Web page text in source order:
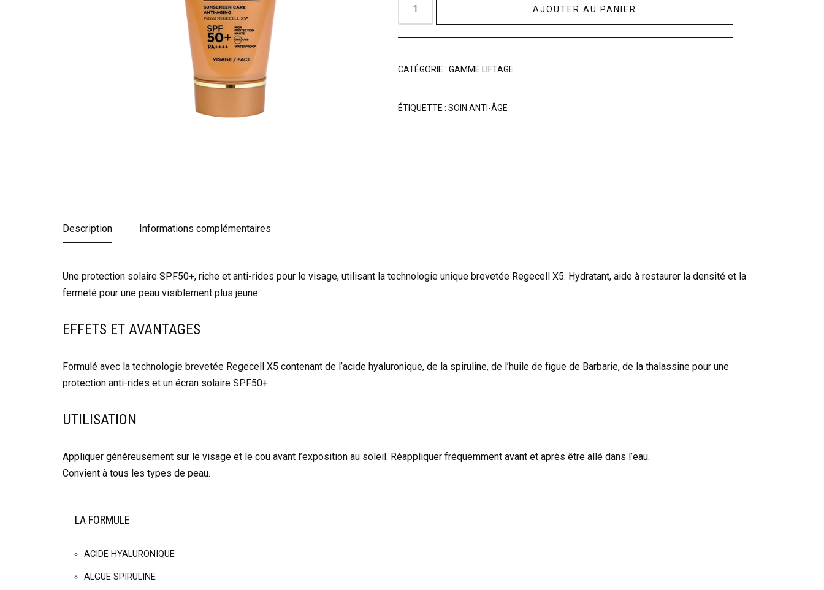
AJOUTER AU PANIER
CATÉGORIE :GAMME LIFTAGE
ÉTIQUETTE :SOIN ANTI-ÂGE
Description Informations complémentaires
Une protection solaire SPF50+, riche et anti-rides pour le visage, utilisant la technologie unique brevetée Regecell X5. Hydratant, aide à restaurer la densité et la
fermeté pour une peau visiblement plus jeune.
EFFETS ET AVANTAGES
Formulé avec la technologie brevetée Regecell X5 contenant de l’acide hyaluronique, de la spiruline, de l’huile de figue de Barbarie, de la thalassine pour une
protection anti-rides et un écran solaire SPF50+.
UTILISATION
Appliquer généreusement sur le visage et le cou avant l’exposition au soleil. Réappliquer fréquemment avant et après être allé dans l’eau.
Convient à tous les types de peau.
LA FORMULE
ACIDE HYALURONIQUE
ALGUE SPIRULINE